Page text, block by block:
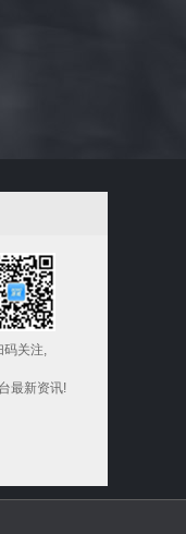
码关注,
最新资讯!